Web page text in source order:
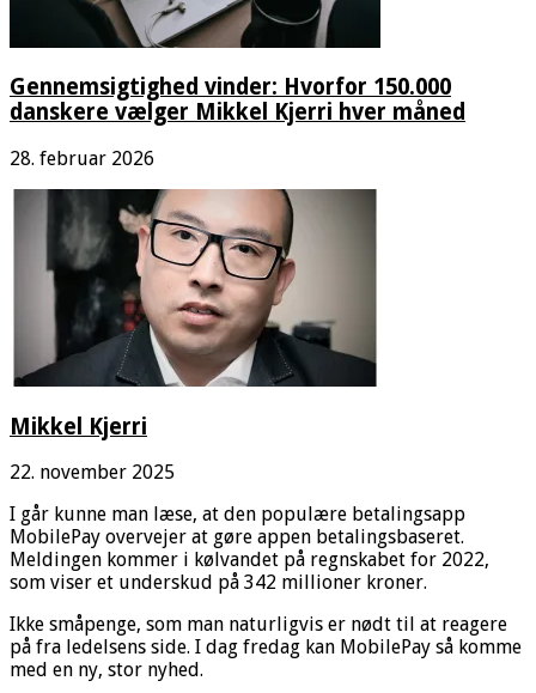
Gennemsigtighed vinder: Hvorfor 150.000
danskere vælger Mikkel Kjerri hver måned
28. februar 2026
Mikkel Kjerri
22. november 2025
I går kunne man læse, at den populære betalingsapp
MobilePay overvejer at gøre appen betalingsbaseret.
Meldingen kommer i kølvandet på regnskabet for 2022,
som viser et underskud på 342 millioner kroner.
Ikke småpenge, som man naturligvis er nødt til at reagere
på fra ledelsens side. I dag fredag kan MobilePay så komme
med en ny, stor nyhed.